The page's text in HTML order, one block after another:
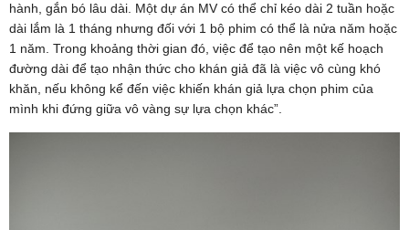
hành, gắn bó lâu dài. Một dự án MV có thể chỉ kéo dài 2 tuần hoặc
dài lắm là 1 tháng nhưng đối với 1 bộ phim có thể là nửa năm hoặc
1 năm. Trong khoảng thời gian đó, việc để tạo nên một kế hoạch
đường dài để tạo nhận thức cho khán giả đã là việc vô cùng khó
khăn, nếu không kể đến việc khiến khán giả lựa chọn phim của
mình khi đứng giữa vô vàng sự lựa chọn khác”.